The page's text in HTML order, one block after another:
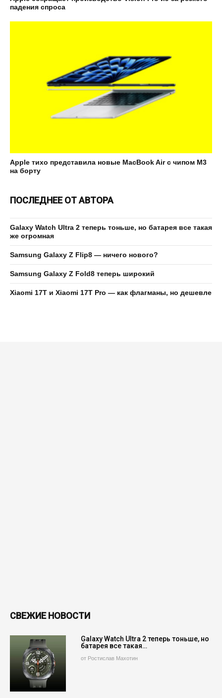
падения спроса
Apple тихо представила новые MacBook Air с чипом M3
на борту
ПОСЛЕДНЕЕ ОТ АВТОРА
Galaxy Watch Ultra 2 теперь тоньше, но батарея все такая
же огромная
Samsung Galaxy Z Flip8 — ничего нового?
Samsung Galaxy Z Fold8 теперь широкий
Xiaomi 17T и Xiaomi 17T Pro — как флагманы, но дешевле
СВЕЖИЕ НОВОСТИ
Galaxy Watch Ultra 2 теперь тоньше, но
батарея все такая…
от Ростислав Махотин